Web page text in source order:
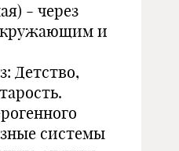
- через
и
Детство,
системы